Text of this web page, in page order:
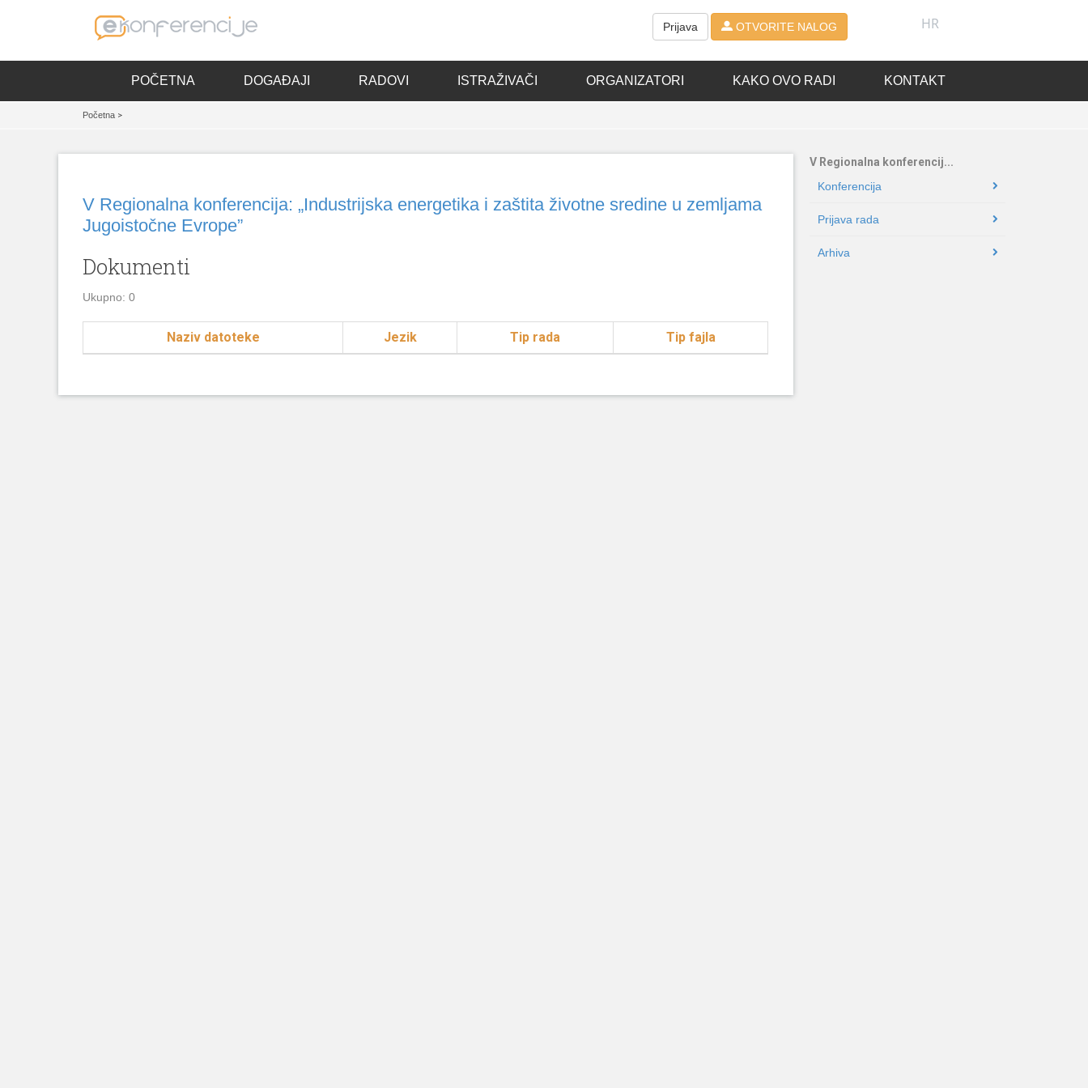
Prijava OTVORITE NALOG HR
POČETNA DOGAĐAJI RADOVI ISTRAŽIVAČI ORGANIZATORI KAKO OVO RADI KONTAKT
Početna >
V Regionalna konferencija: „Industrijska energetika i zaštita životne sredine u zemljama
Jugoistočne Evrope”
Dokumenti
Ukupno: 0
Naziv datoteke Jezik Tip rada Tip fajla
V Regionalna konferencij...
Konferencija
Prijava rada
Arhiva